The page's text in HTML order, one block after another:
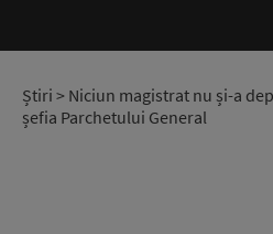
Știri > Niciun magistrat nu și-a
șefia Parchetului General
RADIO